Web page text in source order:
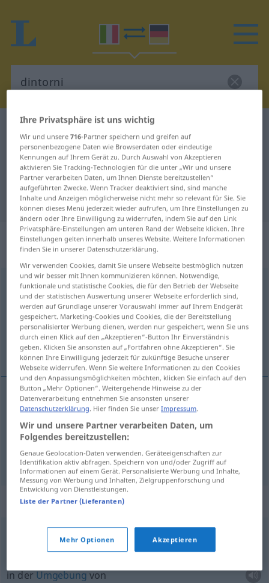
Italienisch-Deutsch Wörterbuch
Italienisch-Deutsch Übersetzung
für "dintorni"
"dintorni" Deutsch Übersetzung
„dintorni“: sostantivo maschile
plurale maschile plurale
dintorni [dinˈtorni]mpl
Übersicht aller Übersetzungen
(Für mehr Details die Übersetzung anklicken/antippen)
Umgebung, Umgegend
Umgebungf dintorni
Umgegendf dintorni
Beispielsätze für "dintorni"
dintorni di
Nähevon
in derUmgebungvon
Ihre Privatsphäre ist uns wichtig
Wir und unsere716-Partner speichern und greifen auf
personenbezogene Daten wie Browserdaten oder eindeutige
Kennungen auf Ihrem Gerät zu. Durch Auswahl von Akzeptieren
aktivieren Sie Tracking-Technologien für die unter „Wir und unsere
Partner verarbeiten Daten, um Ihnen Dienste bereitzustellen“
aufgeführten Zwecke. Wenn Tracker deaktiviert sind, sind manche
Inhalte und Anzeigen möglicherweise nicht mehr so relevant für Sie. Sie
können dieses Menü jederzeit wieder aufrufen, um Ihre Einstellungen zu
ändern oder Ihre Einwilligung zu widerrufen, indem Sie auf den Link
Privatsphäre-Einstellungen am unteren Rand der Webseite klicken. Ihre
Einstellungen gelten innerhalb unseres Website. Weitere Informationen
finden Sie in unserer Datenschutzerklärung.
Wir verwenden Cookies, damit Sie unsere Webseite bestmöglich nutzen
und wir besser mit Ihnen kommunizieren können. Notwendige,
funktionale und statistische Cookies, die für den Betrieb der Webseite
und der statistischen Auswertung unserer Webseite erforderlich sind,
werden auf Grundlage unserer Vorauswahl immer auf Ihrem Endgerät
gespeichert. Marketing-Cookies und Cookies, die der Bereitstellung
personalisierter Werbung dienen, werden nur gespeichert, wenn Sie uns
durch einen Klick auf den „Akzeptieren“-Button Ihr Einverständnis
geben. Klicken Sie ansonsten auf „Fortfahren ohne Akzeptieren“. Sie
können Ihre Einwilligung jederzeit für zukünftige Besuche unserer
Webseite widerrufen. Wenn Sie weitere Informationen zu den Cookies
und den Anpassungsmöglichkeiten möchten, klicken Sie einfach auf den
Button „Mehr Optionen“. Weitergehende Hinweise zu der
Datenverarbeitung entnehmen Sie ansonsten unserer
Datenschutzerklärung. Hier finden Sie unserImpressum.
Wir und unsere Partner verarbeiten Daten, um
Folgendes bereitzustellen:
Genaue Geolocation-Daten verwenden. Geräteeigenschaften zur
Identifikation aktiv abfragen. Speichern von und/oder Zugriff auf
Informationen auf einem Gerät. Personalisierte Werbung und Inhalte,
Messung von Werbung und Inhalten, Zielgruppenforschung und
Entwicklung von Dienstleistungen.
Liste der Partner (Lieferanten)
Mehr Optionen Akzeptieren